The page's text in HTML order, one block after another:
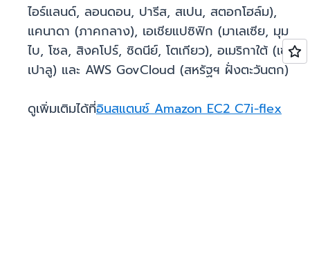
ไอร์แลนด์, ลอนดอน, ปารีส, สเปน, สตอกโฮล์ม),
แคนาดา (ภาคกลาง), เอเชียแปซิฟิก (มาเลเซีย, มุม
ไบ, โซล, สิงคโปร์, ซิดนีย์, โตเกียว), อเมริกาใต้ (เซา
เปาลู) และ AWS GovCloud (สหรัฐฯ ฝั่งตะวันตก)
ดูเพิ่มเติมได้ที่อินสแตนซ์ Amazon EC2 C7i-flex